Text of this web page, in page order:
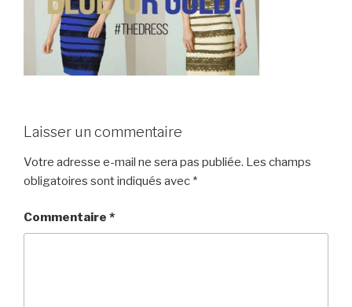
Laisser un commentaire
Votre adresse e-mail ne sera pas publiée. Les champs
obligatoires sont indiqués avec *
Commentaire *